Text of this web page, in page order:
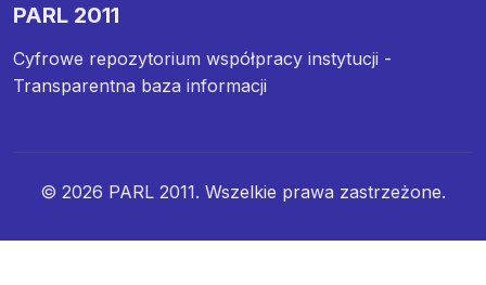
PARL 2011
Cyfrowe repozytorium współpracy instytucji -
Transparentna baza informacji
© 2026 PARL 2011. Wszelkie prawa zastrzeżone.